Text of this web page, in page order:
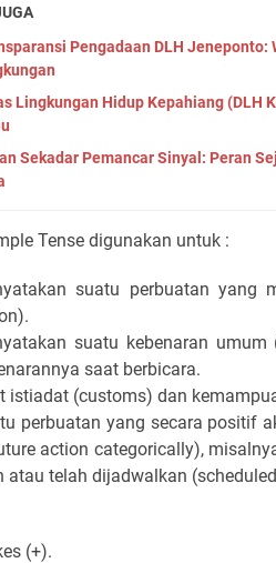
Pengadaan DLH
Lingkungan Hidup Kepahiang (DLH
Sekadar Pemancar Sinyal: Peran
Tense digunakan untuk :
suatu perbuatan yang
suatu kebenaran
saat berbicara.
istiadat (customs) dan
perbuatan yang secara positif
action categorically),
atau telah dijadwalkan
(+).